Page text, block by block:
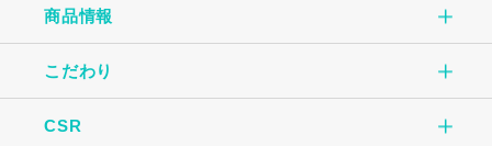
商品情報
商品情報TOP
こだわり
こだわりTOP
CSR